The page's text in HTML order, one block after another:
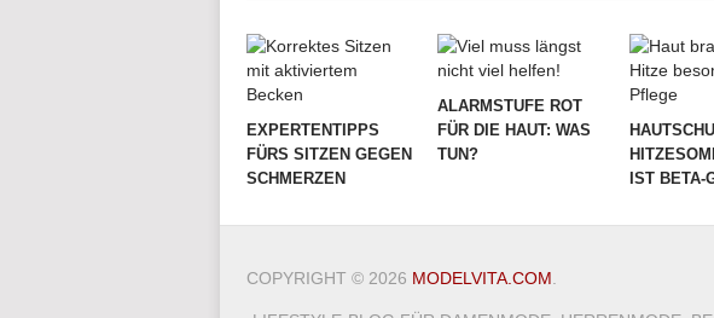
EXPERTENTIPPS
FÜRS SITZEN GEGEN
SCHMERZEN
ALARMSTUFE ROT
FÜR DIE HAUT: WAS
TUN?
IST BETA-
COPYRIGHT © 2026 MODELVITA.COM